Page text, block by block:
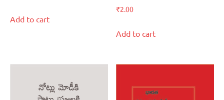
Add to cart
₹2.00
Add to cart